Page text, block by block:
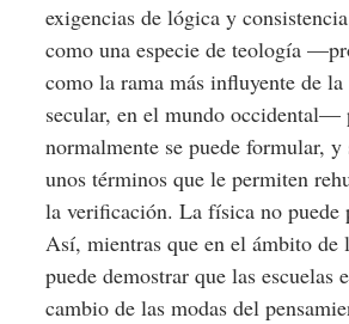
exigencias de lógica y
como una especie de teología
como la rama más influyente de
secular, en el mundo occidental—
normalmente se puede formular,
unos términos que le permiten
la verificación. La física no puede
Así, mientras que en el ámbito de
puede demostrar que las escuelas
cambio de las modas del